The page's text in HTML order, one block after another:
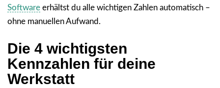
Software erhältst du alle wichtigen Zahlen automatisch –
ohne manuellen Aufwand.
Die 4 wichtigsten
Kennzahlen für deine
Werkstatt